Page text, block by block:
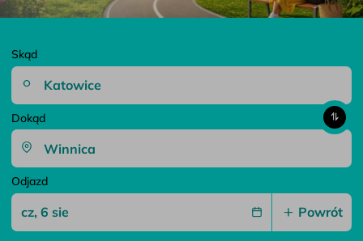
Skąd
Dokąd
Odjazd
Powrót